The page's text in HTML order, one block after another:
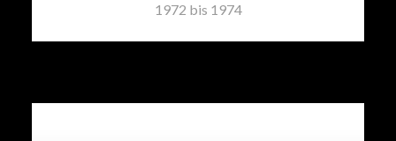
1972 bis 1974